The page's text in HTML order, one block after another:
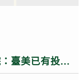
美國公布多晶矽232關稅 政院：臺美已有投資MOU 半導體多晶矽相關產品適用相關優惠待遇